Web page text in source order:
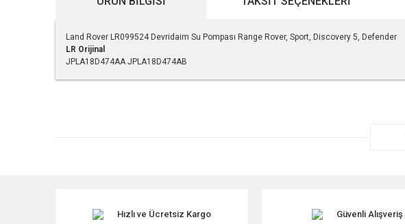
Land Rover LR099524 Devridaim Su Pompası Range Rover, Sport, Discovery 5, Defender
LR Orijinal
JPLA18D474AA JPLA18D474AB
Bu ürüne benzer farklı alternatifler olmalı.
Hızlı ve Ücretsiz Kargo Güvenli Alışveriş